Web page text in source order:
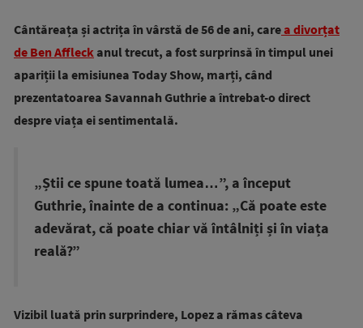
Cântăreața și actrița în vârstă de 56 de ani, carea divorțat
de Ben Affleck anul trecut, a fost surprinsă în timpul unei
apariții la emisiunea Today Show, marți, când
prezentatoarea Savannah Guthrie a întrebat-o direct
despre viața ei sentimentală.
„Știi ce spune toată lumea…”, a început
Guthrie, înainte de a continua: „Că poate este
adevărat, că poate chiar vă întâlniți și în viața
reală?”
Vizibil luată prin surprindere, Lopez a rămas câteva